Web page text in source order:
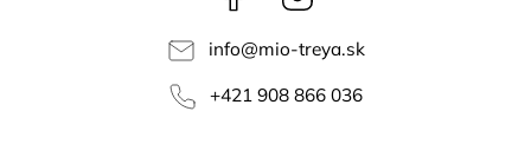
info@mio-treya.sk
+421 908 866 036